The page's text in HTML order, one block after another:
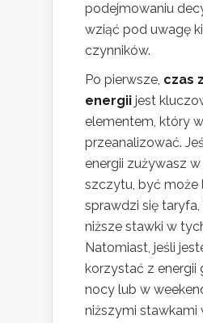
podejmowaniu
wziąć pod uwagę
czynników.
Po pierwsze, czas
energii jest
elementem, który
przeanalizować.
energii zużywasz
szczytu, być może
sprawdzi się
niższe stawki w
Natomiast, jeśli
korzystać z energii
nocy lub w
niższymi stawkami